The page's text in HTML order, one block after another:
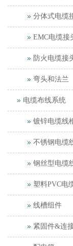
分体式电缆
EMC电缆接
防火电缆接
弯头和法兰
电缆布线系统
镀锌电缆线
不锈钢电缆
钢丝型电缆
塑料PVC电
线槽组件
紧固件&连